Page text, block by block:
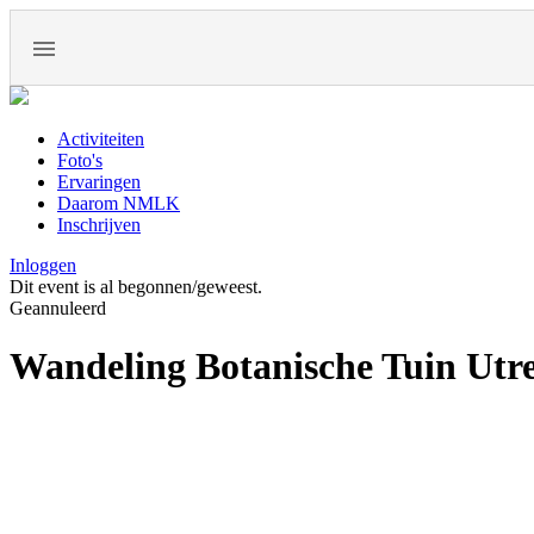
Activiteiten
Foto's
Ervaringen
Daarom NMLK
Inschrijven
Inloggen
Dit event is al begonnen/geweest.
Geannuleerd
Wandeling Botanische Tuin